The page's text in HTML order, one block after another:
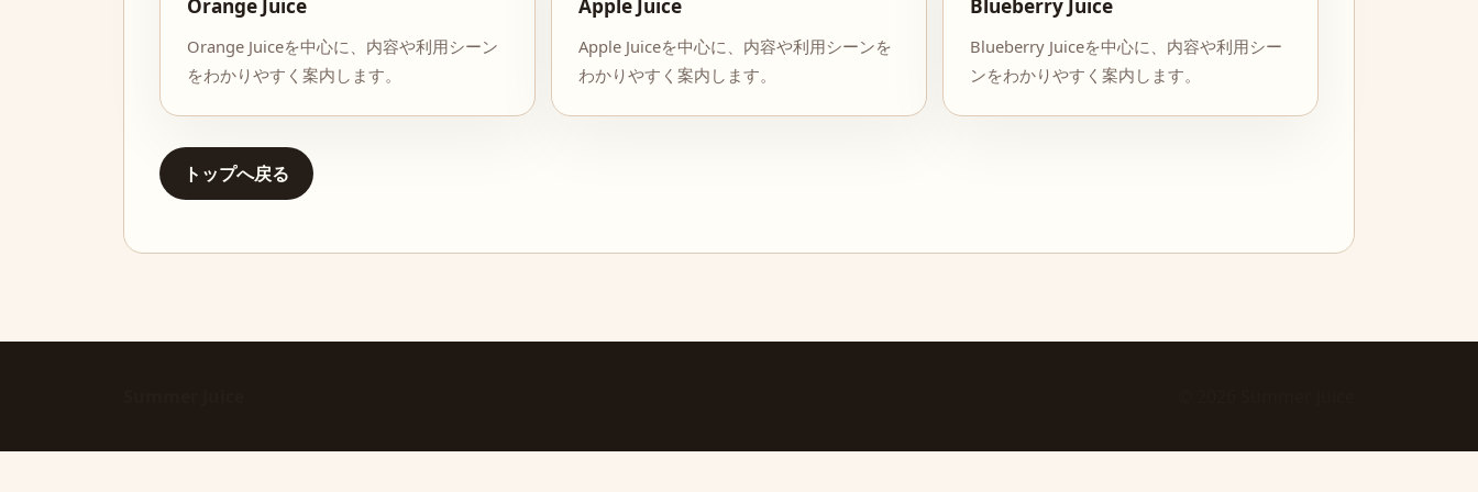
Orange Juice
Orange Juiceを中心に、内容や利用シーン
をわかりやすく案内します。
Apple Juice
Apple Juiceを中心に、内容や利用シーンを
わかりやすく案内します。
Blueberry Juice
Blueberry Juiceを中心に、内容や利用シー
ンをわかりやすく案内します。
トップへ戻る